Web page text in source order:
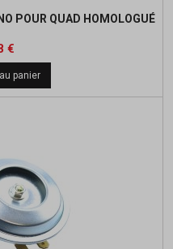
POUR QUAD HOMOLOGUÉ
€
base
panier